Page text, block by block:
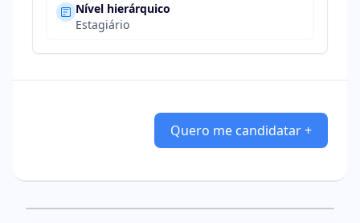
Nível hierárquico
Estagiário
Quero me candidatar +